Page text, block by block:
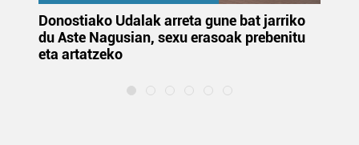
Donostiako Udalak arreta gune bat jarriko
du Aste Nagusian, sexu erasoak prebenitu
eta artatzeko